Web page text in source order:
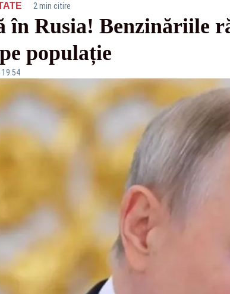
· 2 min citire
în Rusia! Benzinăriile
populație
19:54